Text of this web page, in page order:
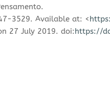
3529. Available at: <
27 July 2019. doi:https://